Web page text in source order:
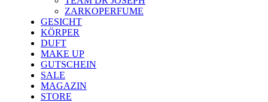
ZARKOPERFUME
GESICHT
KÖRPER
DUFT
MAKE UP
GUTSCHEIN
SALE
MAGAZIN
STORE